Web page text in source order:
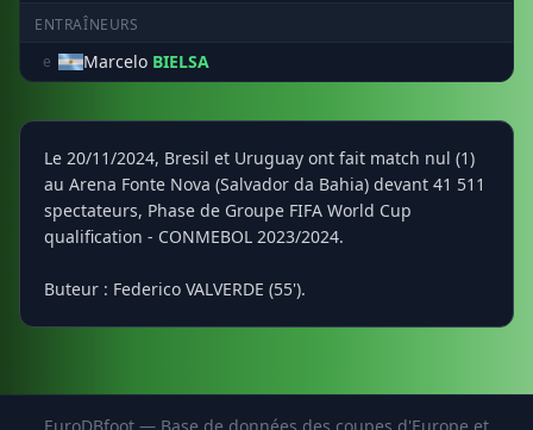
ENTRAÎNEURS
e
Marcelo BIELSA
Le 20/11/2024, Bresil et Uruguay ont fait match nul (1)
au Arena Fonte Nova (Salvador da Bahia) devant 41 511
spectateurs, Phase de Groupe FIFA World Cup
qualification - CONMEBOL 2023/2024.
Buteur : Federico VALVERDE (55').